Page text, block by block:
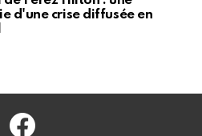
d'une crise diffusée en
Facebook